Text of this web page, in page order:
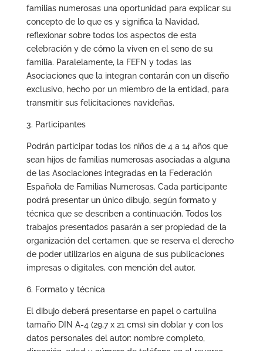
familias numerosas una oportunidad para explicar su
concepto de lo que es y significa la Navidad,
reflexionar sobre todos los aspectos de esta
celebración y de cómo la viven en el seno de su
familia. Paralelamente, la FEFN y todas las
Asociaciones que la integran contarán con un diseño
exclusivo, hecho por un miembro de la entidad, para
transmitir sus felicitaciones navideñas.
3. Participantes
Podrán participar todas los niños de 4 a 14 años que
sean hijos de familias numerosas asociadas a alguna
de las Asociaciones integradas en la Federación
Española de Familias Numerosas. Cada participante
podrá presentar un único dibujo, según formato y
técnica que se describen a continuación. Todos los
trabajos presentados pasarán a ser propiedad de la
organización del certamen, que se reserva el derecho
de poder utilizarlos en alguna de sus publicaciones
impresas o digitales, con mención del autor.
6. Formato y técnica
El dibujo deberá presentarse en papel o cartulina
tamaño DIN A-4 (29,7 x 21 cms) sin doblar y con los
datos personales del autor: nombre completo,